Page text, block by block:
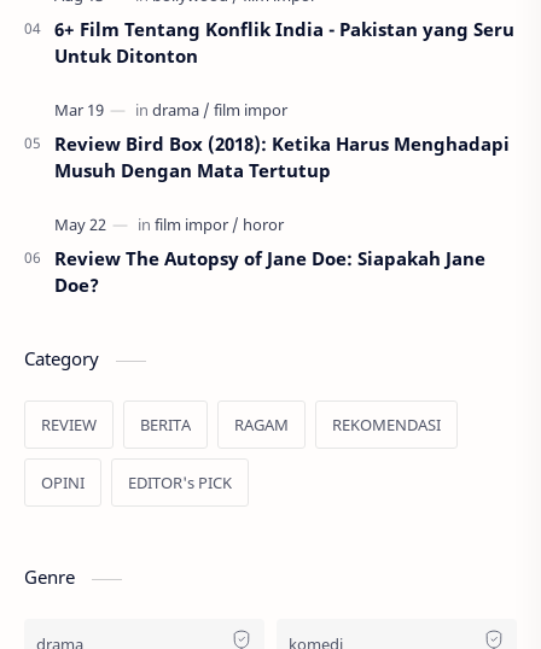
6+ Film Tentang Konflik India - Pakistan yang Seru
Untuk Ditonton
Review Bird Box (2018): Ketika Harus Menghadapi
Musuh Dengan Mata Tertutup
Review The Autopsy of Jane Doe: Siapakah Jane
Doe?
Category
REVIEW BERITA RAGAM REKOMENDASI
OPINI EDITOR's PICK
Genre
drama komedi